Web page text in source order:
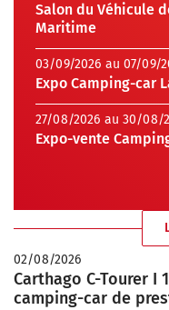
Salon du Véhicule
Maritime
03/09/2026 au 07/09/
Expo Camping-car
27/08/2026 au 30/08/
Expo-vente
02/08/2026
Carthago C-Tourer I
camping-car de